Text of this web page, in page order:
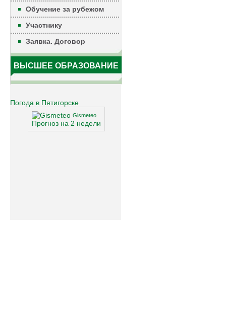
Обучение за рубежом
Участнику
Заявка. Договор
ВЫСШЕЕ ОБРАЗОВАНИЕ
Погода в Пятигорске
Gismeteo
Прогноз на 2 недели